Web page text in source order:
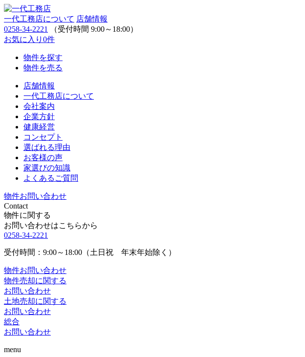
一代工務店について 店舗情報
0258-34-2221
（受付時間 9:00～18:00）
お気に入り 0件
物件を探す
物件を売る
店舗情報
一代工務店について
会社案内
企業方針
健康経営
コンセプト
選ばれる理由
お客様の声
家選びの知識
よくあるご質問
物件お問い合わせ
Contact
物件に関する
お問い合わせはこちらから
0258-34-2221
受付時間：9:00～18:00（土日祝 年末年始除く）
物件お問い合わせ
物件売却に関する
お問い合わせ
土地売却に関する
お問い合わせ
総合
お問い合わせ
menu